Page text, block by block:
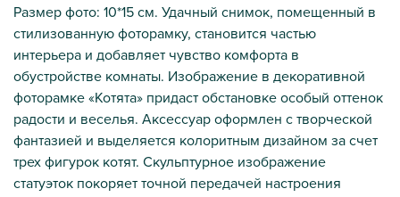
Размер фото: 10*15 см. Удачный снимок, помещенный в
стилизованную фоторамку, становится частью
интерьера и добавляет чувство комфорта в
обустройстве комнаты. Изображение в декоративной
фоторамке «Котята» придаст обстановке особый оттенок
радости и веселья. Аксессуар оформлен с творческой
фантазией и выделяется колоритным дизайном за счет
трех фигурок котят. Скульптурное изображение
статуэток покоряет точной передачей настроения